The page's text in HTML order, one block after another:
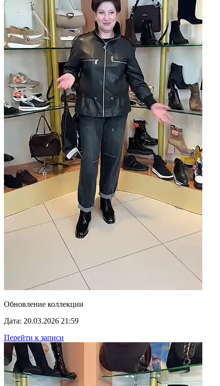
Обновление коллекции
Дата: 20.03.2026 21:59
Перейти к записи